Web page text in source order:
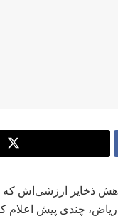
ذخایر ارزشی‌اش